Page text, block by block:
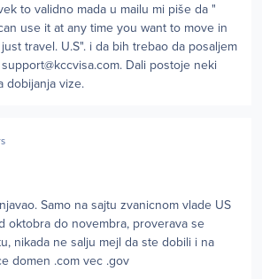
to validno mada u mailu mi piše da "
use it at any time you want to move in
travel. U.S". i da bih trebao da posaljem
support@kccvisa.com. Dali postoje neki
dobijanja vize.
Samo na sajtu zvanicnom vlade US
oktobra do novembra, proverava se
nikada ne salju mejl da ste dobili i na
domen .com vec .gov